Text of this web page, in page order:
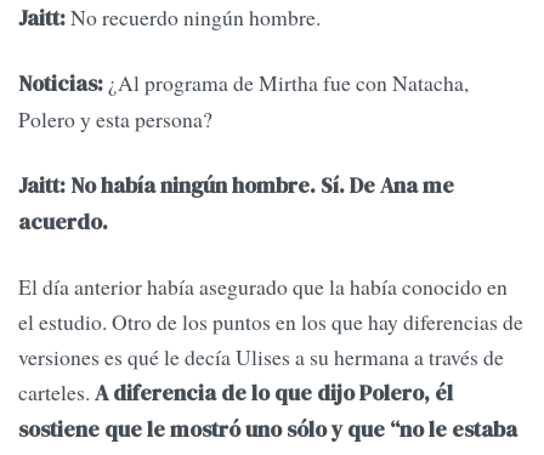
Jaitt:No recuerdo ningún hombre.
Noticias: ¿Al programa de Mirtha fue con Natacha,
Polero y esta persona?
Jaitt: No había ningún hombre. Sí. De Ana me
acuerdo.
El día anterior había asegurado que la había conocido en
el estudio. Otro de los puntos en los que hay diferencias de
versiones es qué le decía Ulises a su hermana a través de
carteles. A diferencia de lo que dijo Polero, él
sostiene que le mostró uno sólo y que “no le estaba